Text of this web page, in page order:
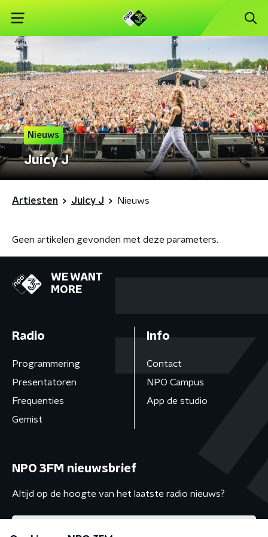
Nieuws
Juicy J
Artiesten Juicy J Nieuws
Geen artikelen gevonden met deze parameters.
WE WANT
MORE
Radio
Programmering
Presentatoren
Frequenties
Gemist
Info
Contact
NPO Campus
App de studio
NPO 3FM nieuwsbrief
Altijd op de hoogte van het laatste radio nieuws?